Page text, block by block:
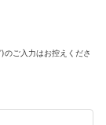
のご入力はお控えくださ